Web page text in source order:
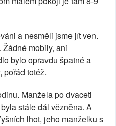
a nesměli jsme jít ven.
mobily, ani
bylo opravdu špatné a
pořád totéž.
Manžela po dvaceti
stále dál vězněna. A
lhot, jeho manželku s